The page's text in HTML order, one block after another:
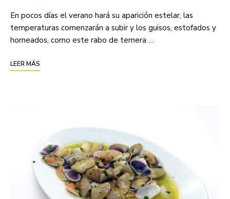
En pocos días el verano hará su aparición estelar, las
temperaturas comenzarán a subir y los guisos, estofados y
horneados, como este rabo de ternera …
LEER MÁS